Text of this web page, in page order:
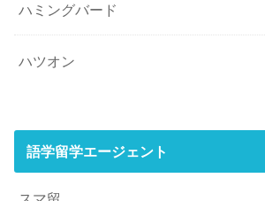
ハミングバード
ハツオン
語学留学エージェント